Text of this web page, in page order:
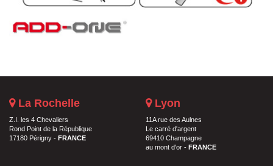
La Rochelle
Z.I. les 4 Chevaliers
Rond Point de la République
17180 Périgny - FRANCE
Lyon
11A rue des Aulnes
Le carré d'argent
69410 Champagne
au mont d'or - FRANCE